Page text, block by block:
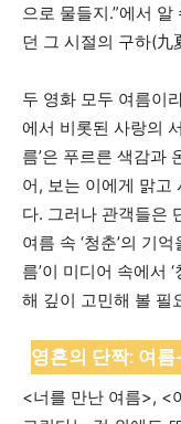
으로 물들지.”에서
던 그 시절의 구하(九
두 영화 모두 여름이
에서 비롯된 사랑의
름’은 푸르른 색감과
어, 보는 이에게 맑고
다. 그러나 관객들은
여름 속 ‘청춘’의 기
름’이 미디어 속에서
해 깊이 고민해 볼 필
영혼의 단짝: 여
<너를 만난 여름>, <